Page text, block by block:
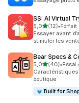
SS: AI Virtual
5,0étoile(s) sur 5
(12)
12 avis au total
•Forfait
Essayer avant
stimuler les
Bear Specs &
5,0étoile(s) sur 5
(40)
40 avis au total
•Essai
Caractéristiques
boutique
Built for